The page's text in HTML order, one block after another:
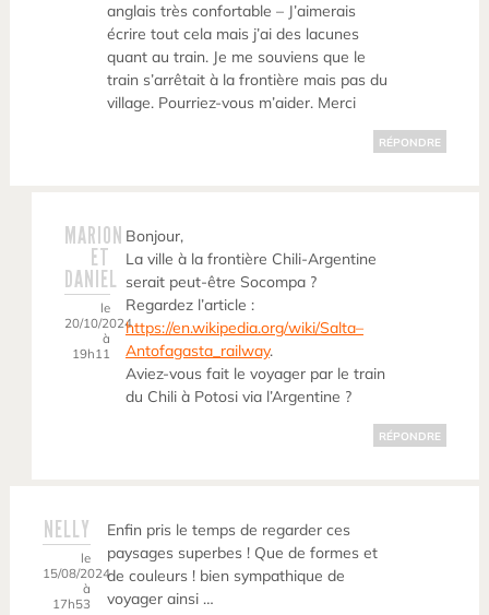
anglais très confortable – J’aimerais
écrire tout cela mais j’ai des lacunes
quant au train. Je me souviens que le
train s’arrêtait à la frontière mais pas du
village. Pourriez-vous m’aider. Merci
RÉPONDRE
MARION
ET
DANIEL
le
20/10/2024
à
19h11
Bonjour,
La ville à la frontière Chili-Argentine
serait peut-être Socompa ?
Regardez l’article :
https://en.wikipedia.org/wiki/Salta–
Antofagasta_railway.
Aviez-vous fait le voyager par le train
du Chili à Potosi via l’Argentine ?
RÉPONDRE
NELLY
le
15/08/2024
à
17h53
Enfin pris le temps de regarder ces
paysages superbes ! Que de formes et
de couleurs ! bien sympathique de
voyager ainsi …